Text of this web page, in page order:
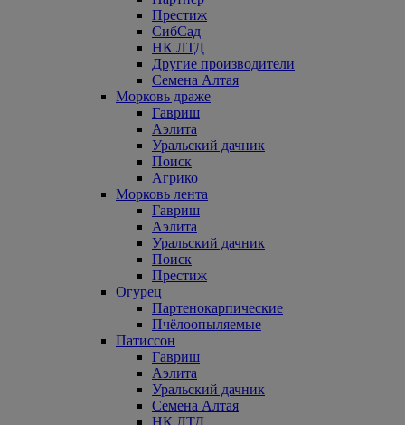
Престиж
СибСад
НК ЛТД
Другие производители
Семена Алтая
Морковь драже
Гавриш
Аэлита
Уральский дачник
Поиск
Агрико
Морковь лента
Гавриш
Аэлита
Уральский дачник
Поиск
Престиж
Огурец
Партенокарпические
Пчёлоопыляемые
Патиссон
Гавриш
Аэлита
Уральский дачник
Семена Алтая
НК ЛТД